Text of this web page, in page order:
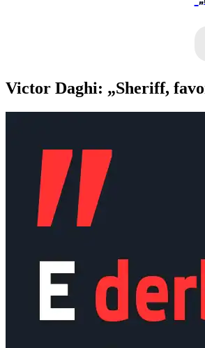
Victor Daghi: „Sheriff,